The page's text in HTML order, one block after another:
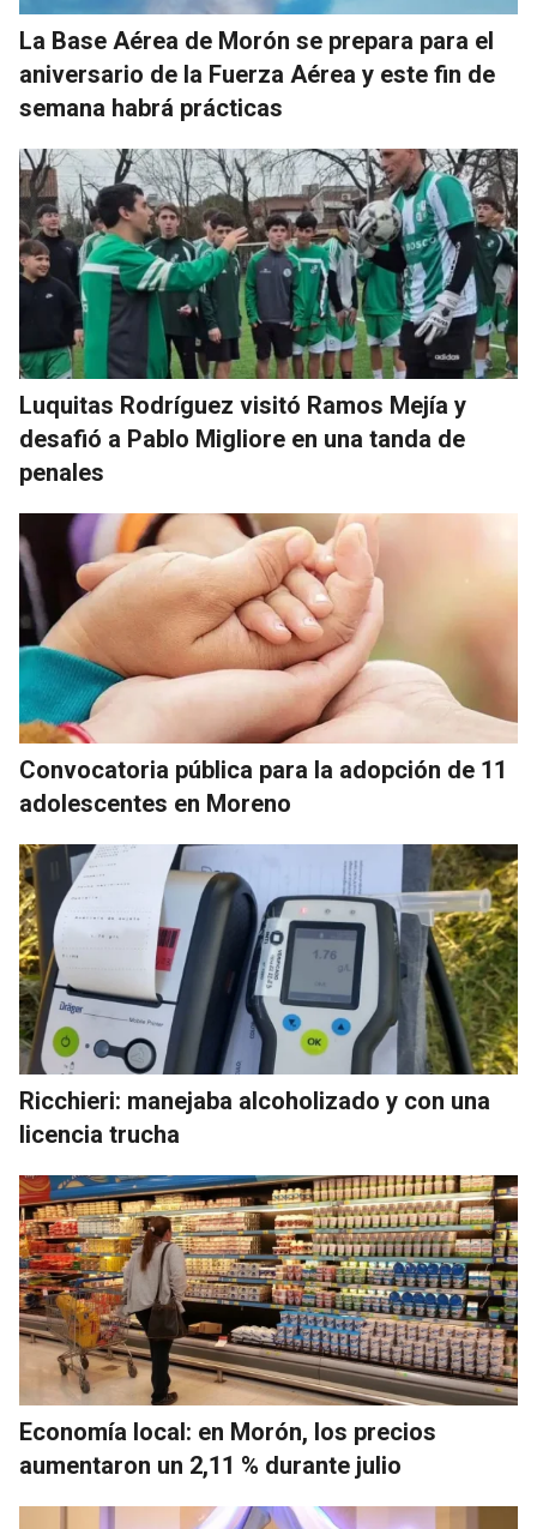
La Base Aérea de Morón se prepara para el
aniversario de la Fuerza Aérea y este fin de
semana habrá prácticas
Luquitas Rodríguez visitó Ramos Mejía y
desafió a Pablo Migliore en una tanda de
penales
Convocatoria pública para la adopción de 11
adolescentes en Moreno
Ricchieri: manejaba alcoholizado y con una
licencia trucha
Economía local: en Morón, los precios
aumentaron un 2,11 % durante julio